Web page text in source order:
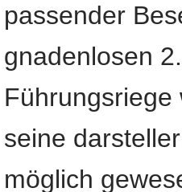
passender
gnadenlosen
Führungsriege
seine
möglich